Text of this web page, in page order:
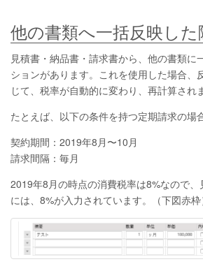
他の書類へ一括反映した
見積書・納品書・請求書から、他の書類に
ションがあります。これを使用した場合、
じて、税率が自動的に変わり、再計算され
たとえば、以下の条件を持つ定期請求の場
契約期間：2019年8月〜10月
請求間隔：毎月
2019年8月の時点の消費税率は8%なので、
には、8%が入力されています。（下図赤枠